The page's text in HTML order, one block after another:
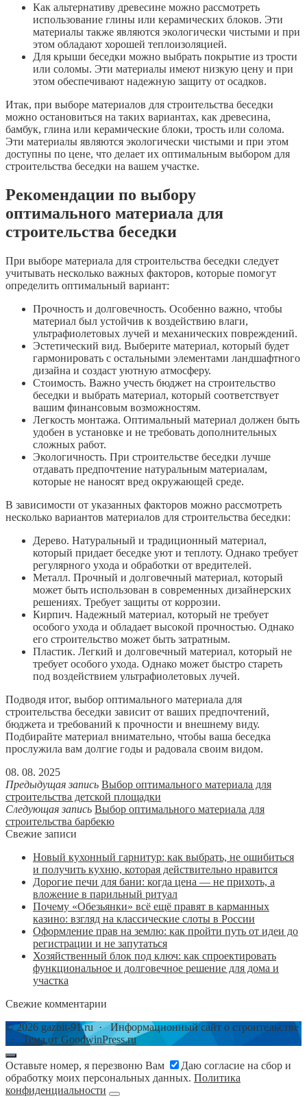
Как альтернативу древесине можно рассмотреть
использование глины или керамических блоков. Эти
материалы также являются экологически чистыми и при
этом обладают хорошей теплоизоляцией.
Для крыши беседки можно выбрать покрытие из трости
или соломы. Эти материалы имеют низкую цену и при
этом обеспечивают надежную защиту от осадков.
Итак, при выборе материалов для строительства беседки
можно остановиться на таких вариантах, как древесина,
бамбук, глина или керамические блоки, трость или солома.
Эти материалы являются экологически чистыми и при этом
доступны по цене, что делает их оптимальным выбором для
строительства беседки на вашем участке.
Рекомендации по выбору
оптимального материала для
строительства беседки
При выборе материала для строительства беседки следует
учитывать несколько важных факторов, которые помогут
определить оптимальный вариант:
Прочность и долговечность. Особенно важно, чтобы
материал был устойчив к воздействию влаги,
ультрафиолетовых лучей и механических повреждений.
Эстетический вид. Выберите материал, который будет
гармонировать с остальными элементами ландшафтного
дизайна и создаст уютную атмосферу.
Стоимость. Важно учесть бюджет на строительство
беседки и выбрать материал, который соответствует
вашим финансовым возможностям.
Легкость монтажа. Оптимальный материал должен быть
удобен в установке и не требовать дополнительных
сложных работ.
Экологичность. При строительстве беседки лучше
отдавать предпочтение натуральным материалам,
которые не наносят вред окружающей среде.
В зависимости от указанных факторов можно рассмотреть
несколько вариантов материалов для строительства беседки:
Дерево. Натуральный и традиционный материал,
который придает беседке уют и теплоту. Однако требует
регулярного ухода и обработки от вредителей.
Металл. Прочный и долговечный материал, который
может быть использован в современных дизайнерских
решениях. Требует защиты от коррозии.
Кирпич. Надежный материал, который не требует
особого ухода и обладает высокой прочностью. Однако
его строительство может быть затратным.
Пластик. Легкий и долговечный материал, который не
требует особого ухода. Однако может быстро стареть
под воздействием ультрафиолетовых лучей.
Подводя итог, выбор оптимального материала для
строительства беседки зависит от ваших предпочтений,
бюджета и требований к прочности и внешнему виду.
Подбирайте материал внимательно, чтобы ваша беседка
прослужила вам долгие годы и радовала своим видом.
08. 08. 2025
Предыдущая запись Выбор оптимального материала для
строительства детской площадки
Следующая запись Выбор оптимального материала для
строительства барбекю
Свежие записи
Новый кухонный гарнитур: как выбрать, не ошибиться
и получить кухню, которая действительно нравится
Дорогие печи для бани: когда цена — не прихоть, а
вложение в парильный ритуал
Почему «Обезьянки» всё ещё правят в карманных
казино: взгляд на классические слоты в России
Оформление прав на землю: как пройти путь от идеи до
регистрации и не запутаться
Хозяйственный блок под ключ: как спроектировать
функциональное и долговечное решение для дома и
участка
Свежие комментарии
©2026 gazbit-91.ru ·Информационный сайт о строительстве
· Тема от GoodwinPress.ru
Оставьте номер, я перезвоню Вам
Даю согласие на сбор и
обработку моих персональных данных. Политика
конфиденциальности